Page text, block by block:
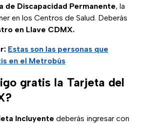
de Discapacidad Permanente, la
en los Centros de Salud. Deberás
en Llave CDMX.
Estas son las personas que
en el Metrobús
gratis la Tarjeta del
Incluyente deberás ingresar con